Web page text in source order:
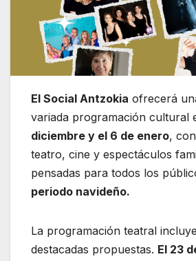
El Social Antzokia ofrecerá
variada programación cultural
diciembre y el 6 de enero,
teatro, cine y espectáculos
pensadas para todos los
periodo navideño.
La programación teatral
destacadas propuestas. El 23